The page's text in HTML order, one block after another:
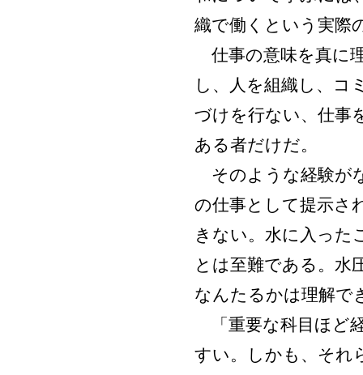
織で働くという実際
仕事の意味を真に
し、人を組織し、コ
づけを行ない、仕事
ある者だけだ。
そのような経験が
の仕事として提示さ
きない。水に入った
とは至難である。水
なんたるかは理解で
「重要な科目ほど
すい。しかも、それ